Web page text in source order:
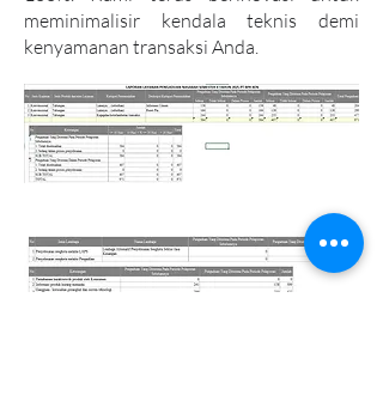
meminimalisir kendala teknis demi
kenyamanan transaksi Anda.